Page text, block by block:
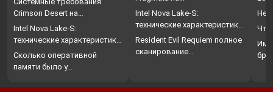
Crimson Desert на…
Intel Nova Lake-S:
технические характеристики,
…
Сколько оперативной
памяти было у…
Intel Nova Lake-S:
технические характеристики,
…
Resident Evil Requiem полное
сканирование…
Что